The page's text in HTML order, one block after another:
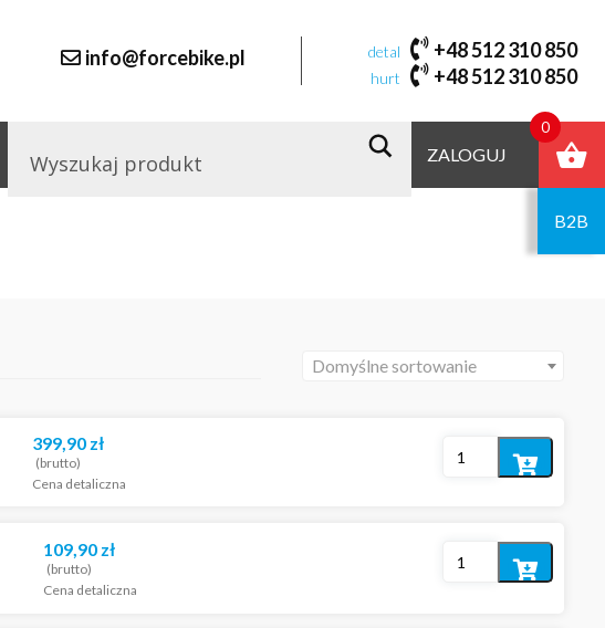
info@forcebike.pl detal +48 512 310 850
hurt +48 512 310 850
ZALOGUJ
B2B
Domyślne sortowanie
399,90 zł
(brutto)
Cena detaliczna
Dodaj
109,90 zł
(brutto)
Cena detaliczna
Dodaj
0